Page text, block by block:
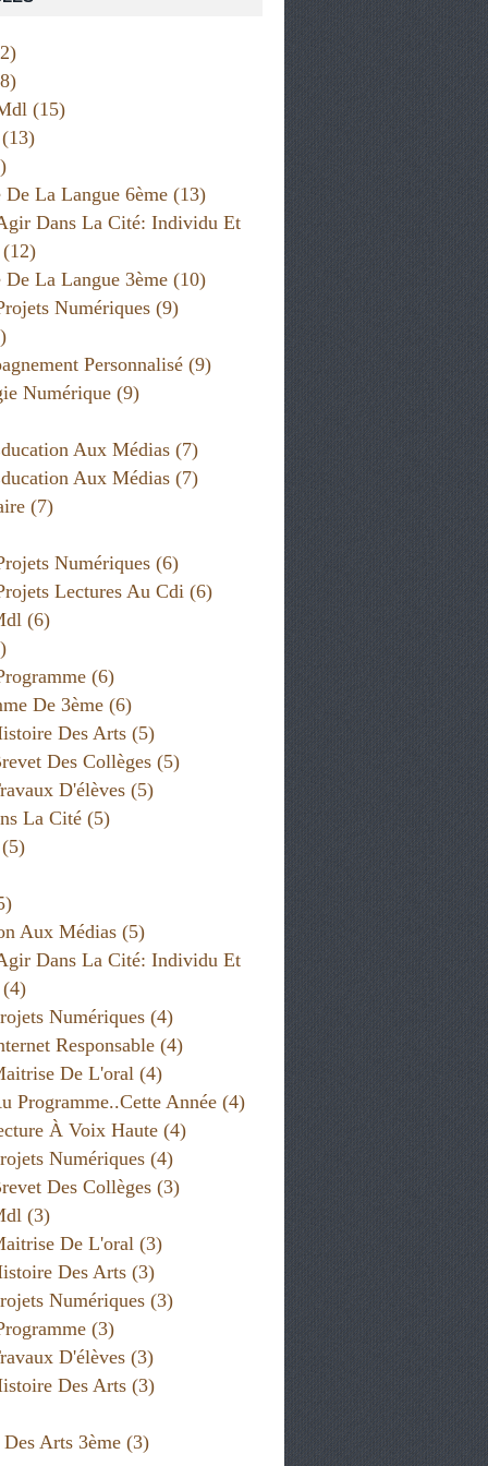
PROJETS NUMÉRIQUES 6ÈME: TRAVAUX D'ÉLÈVES,
RESPONSABLE ÉDUCATION AUX MÉDIAS
ÉTHIQUES
,CYCLE 4
(15)
La Langue 6ème (13)
Dans La Cité: Individu Et
La Langue 3ème (10)
Numériques (9)
Personnalisé (9)
Numérique (9)
Aux Médias (7)
Aux Médias (7)
(7)
Numériques (6)
Lectures Au Cdi (6)
(6)
(6)
De 3ème (6)
Des Arts (5)
Des Collèges (5)
D'élèves (5)
La Cité (5)
Aux Médias (5)
Dans La Cité: Individu Et
Numériques (4)
Responsable (4)
De L'oral (4)
Programme..cette Année (4)
À Voix Haute (4)
Numériques (4)
Des Collèges (3)
(3)
De L'oral (3)
Des Arts (3)
Numériques (3)
(3)
D'élèves (3)
Des Arts (3)
Arts 3ème (3)